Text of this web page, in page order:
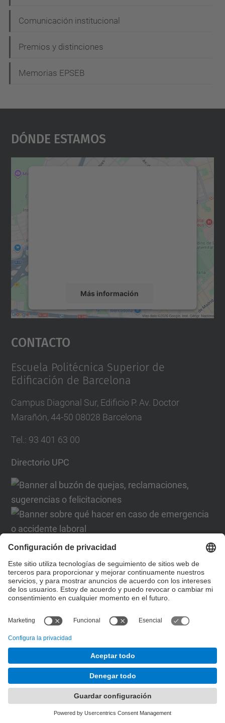
Comunicación institucional
Premios y distinciones
Memorias EPSEB
Dónde Estamos
Más información
Aceptar
powered by
Contacto
Escuela Politécnica Superior de
Edificación de Barcelona
Campus Diagonal Sur, Edificio P. Av. Doctor
Marañón, 44-50 08028 Barcelona
Tel. : 93 401 63 00
Directorio UPC
Formulario de contacto
Lista Redes Sociales
Desarrollado con